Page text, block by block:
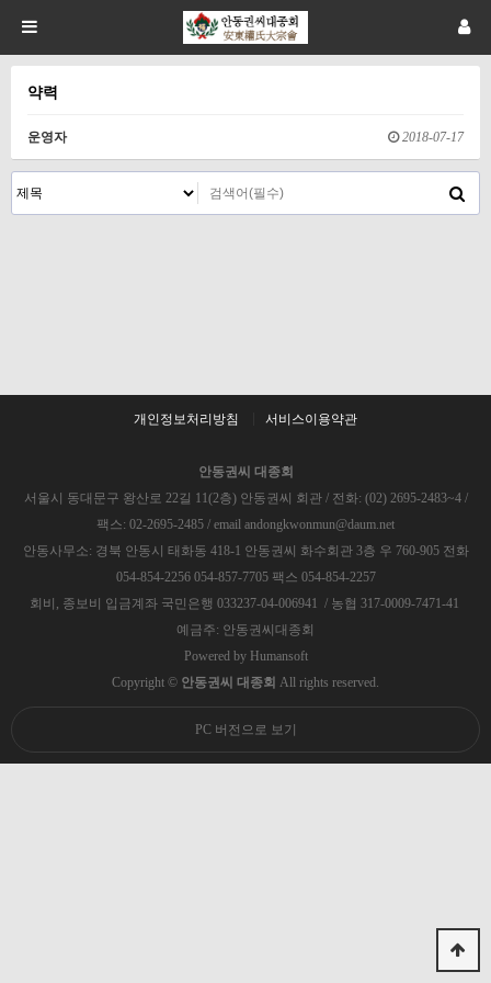
약력
운영자 2018-07-17
개인정보처리방침 서비스이용약관
안동권씨 대종회
서울시 동대문구 왕산로 22길 11(2층) 안동권씨 회관 / 전화: (02) 2695-2483~4 /
팩스: 02-2695-2485 / email andongkwonmun@daum.net
안동사무소: 경북 안동시 태화동 418-1 안동권씨 화수회관 3층 우 760-905 전화
054-854-2256 054-857-7705 팩스 054-854-2257
회비, 종보비 입금계좌 국민은행 033237-04-006941 / 농협 317-0009-7471-41
예금주: 안동권씨대종회
Powered by Humansoft
Copyright © 안동권씨 대종회 All rights reserved.
PC 버전으로 보기